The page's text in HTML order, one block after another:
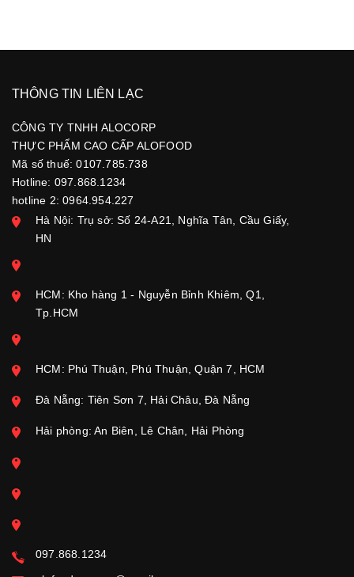
THÔNG TIN LIÊN LẠC
CÔNG TY TNHH ALOCORP
THỰC PHẨM CAO CẤP ALOFOOD
Mã số thuế: 0107.785.738
Hotline: 097.868.1234
hotline 2: 0964.954.227
Hà Nội: Trụ sở: Số 24-A21, Nghĩa Tân, Cầu Giấy,
HN
HCM: Kho hàng 1 - Nguyễn Bỉnh Khiêm, Q1,
Tp.HCM
HCM: Phú Thuận, Phú Thuận, Quận 7, HCM
Đà Nẵng: Tiên Sơn 7, Hải Châu, Đà Nẵng
Hải phòng: An Biên, Lê Chân, Hải Phòng
097.868.1234